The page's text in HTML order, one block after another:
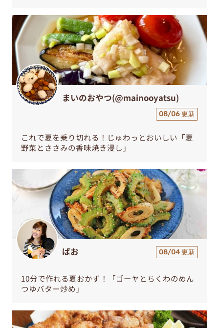
まいのおやつ(@mainooyatsu)
08/06 更新
これで夏を乗り切れる！じゅわっとおいしい「夏
野菜とささみの香味焼き浸し」
ぱお 08/04 更新
10分で作れる夏おかず！「ゴーヤとちくわのめん
つゆバター炒め」